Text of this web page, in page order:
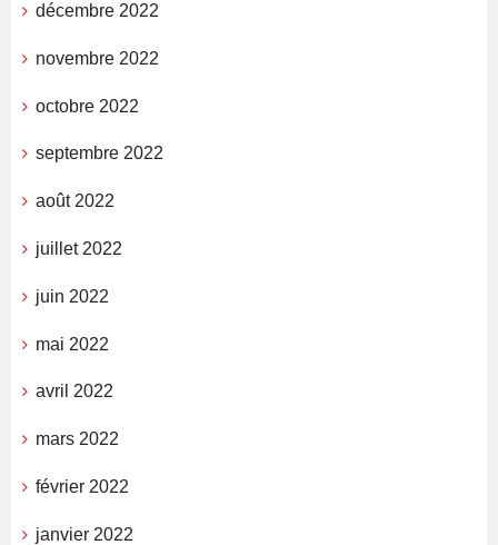
décembre 2022
novembre 2022
octobre 2022
septembre 2022
août 2022
juillet 2022
juin 2022
mai 2022
avril 2022
mars 2022
février 2022
janvier 2022